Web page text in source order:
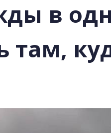
в
там,